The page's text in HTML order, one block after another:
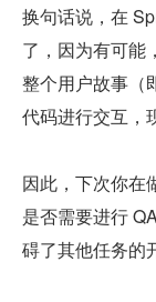
换句话说，在
了，因为有可能
整个用户故事（
代码进行交互，
因此，下次你在
是否需要进行
碍了其他任务的